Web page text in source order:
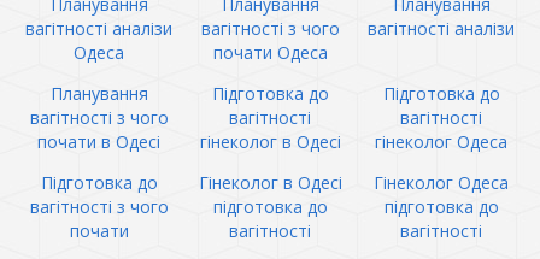
вагітності аналізи
Одеса
вагітності з чого
почати Одеса
вагітності аналізи
Планування
вагітності з чого
почати в Одесі
Підготовка до
вагітності
гінеколог в Одесі
Підготовка до
вагітності
гінеколог Одеса
Підготовка до
вагітності з чого
почати
Гінеколог в Одесі
підготовка до
вагітності
Гінеколог Одеса
підготовка до
вагітності